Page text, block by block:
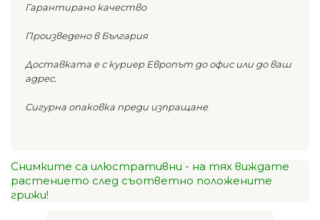
Гарантирано качество
Произведено в България
Доставката е с куриер Европът до офис или до ваш
адрес.
Сигурна опаковка преди изпращане
Снимките са илюстративни - на тях виждате
растението след съответно положените
грижи!